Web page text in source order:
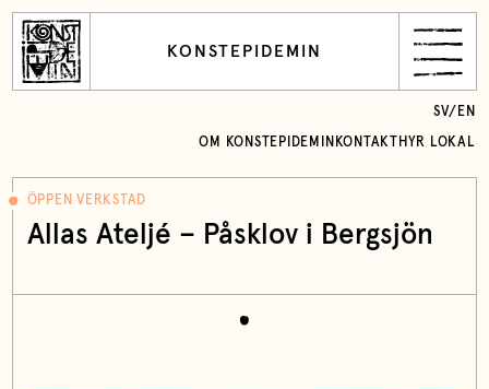
KONSTEPIDEMIN
OM KONSTEPIDEMIN KONTAKT HYR LOKAL
SV/ EN
ÖPPEN VERKSTAD
Allas Ateljé – Påsklov i Bergsjön